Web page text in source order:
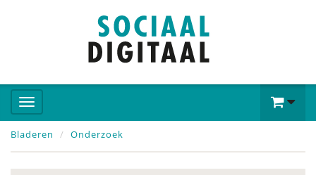
Bladeren Onderzoek